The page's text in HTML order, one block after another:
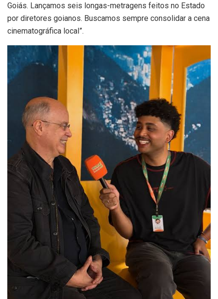
Goiás. Lançamos seis longas-metragens feitos no Estado
por diretores goianos. Buscamos sempre consolidar a cena
cinematográfica local”.